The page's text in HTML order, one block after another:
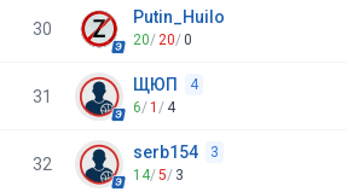
30
Putin_Huilo
20/ 20/0
31
ЩЮП 4
6/ 1 / 4
32
serb154 3
14/5/ 3